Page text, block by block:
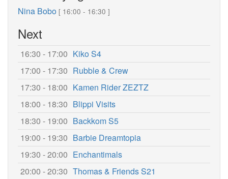
Nina Bobo [ 16:00 - 16:30 ]
Next
16:30 - 17:00 Kiko S4
17:00 - 17:30 Rubble & Crew
17:30 - 18:00 Kamen Rider ZEZTZ
18:00 - 18:30 Blippi Visits
18:30 - 19:00 Backkom S5
19:00 - 19:30 Barbie Dreamtopia
19:30 - 20:00 Enchantimals
20:00 - 20:30 Thomas & Friends S21